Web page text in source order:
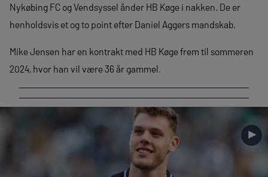
Nykøbing FC og Vendsyssel ånder HB Køge i nakken. De er
henholdsvis et og to point efter Daniel Aggers mandskab.
Mike Jensen har en kontrakt med HB Køge frem til sommeren
2024, hvor han vil være 36 år gammel.
►